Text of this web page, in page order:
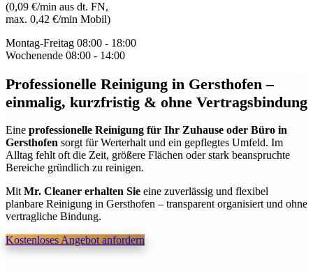
(0,09 €/min aus dt. FN,
max. 0,42 €/min Mobil)
Montag-Freitag 08:00 - 18:00
Wochenende 08:00 - 14:00
Professionelle Reinigung in Gersthofen–
einmalig, kurzfristig & ohne Vertragsbindung
Eine professionelle Reinigung für Ihr Zuhause oder Büro in
Gersthofen sorgt für Werterhalt und ein gepflegtes Umfeld. Im
Alltag fehlt oft die Zeit, größere Flächen oder stark beanspruchte
Bereiche gründlich zu reinigen.
Mit Mr. Cleaner erhalten Sie eine zuverlässig und flexibel
planbare Reinigung in Gersthofen – transparent organisiert und ohne
vertragliche Bindung.
Kostenloses Angebot anfordern